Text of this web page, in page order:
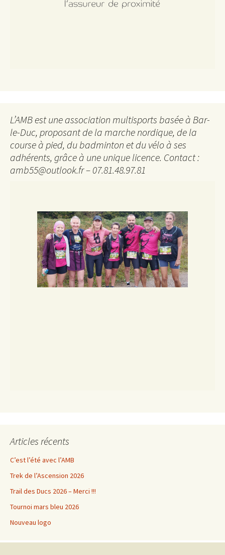
L’AMB est une association multisports basée à Bar-
le-Duc, proposant de la marche nordique, de la
course à pied, du badminton et du vélo à ses
adhérents, grâce à une unique licence. Contact :
amb55@outlook.fr – 07.81.48.97.81
Articles récents
C’est l’été avec l’AMB
Trek de l’Ascension 2026
Trail des Ducs 2026 – Merci !!!
Tournoi mars bleu 2026
Nouveau logo